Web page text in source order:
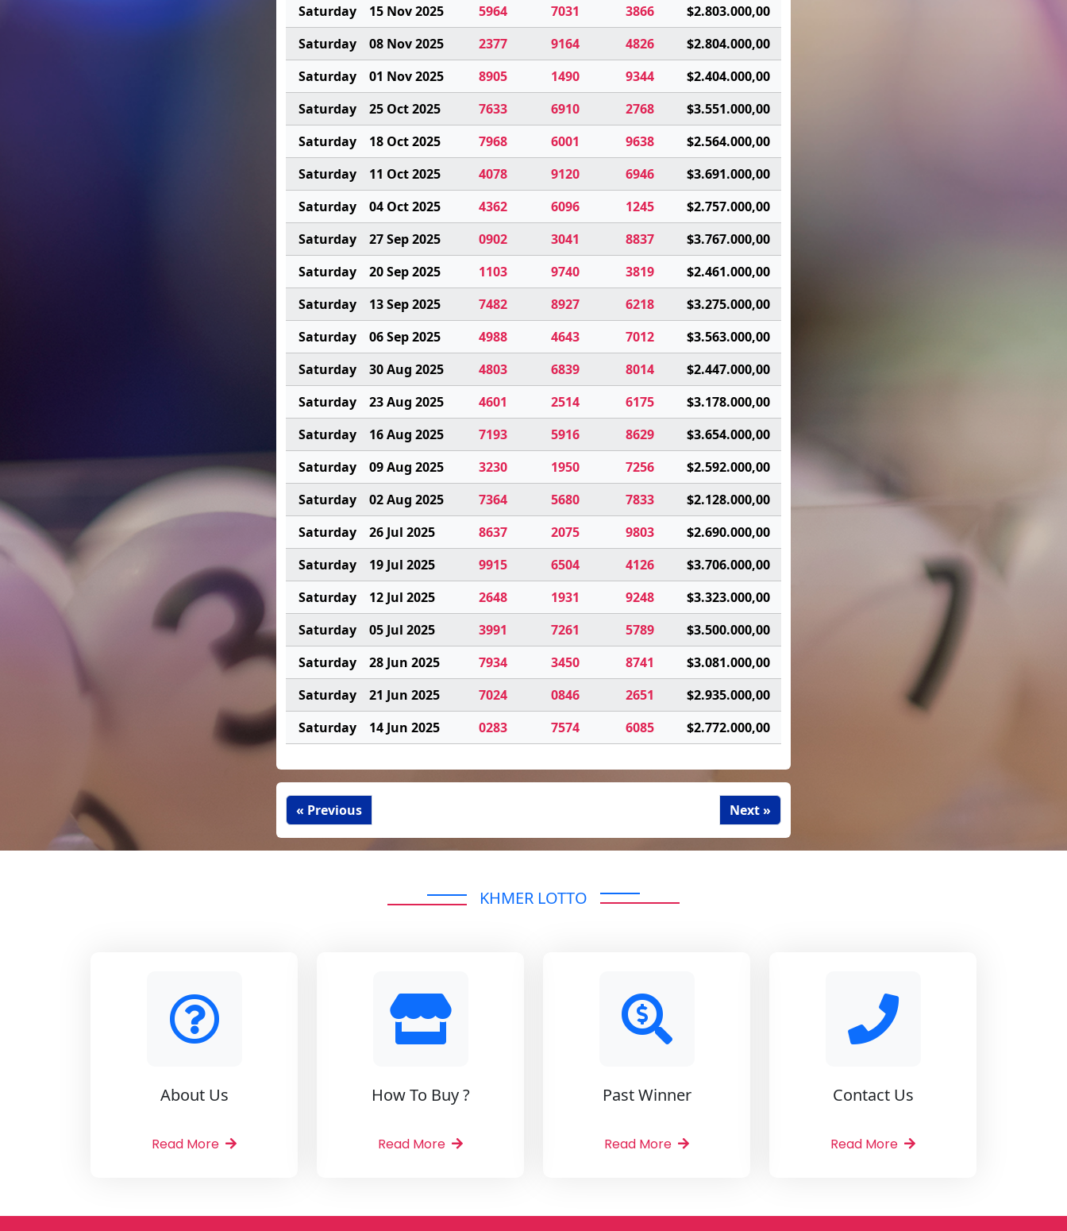
Saturday
15 Nov 2025 5964 7031 3866
$2.803.000,00
Saturday
08 Nov 2025 2377 9164 4826
$2.804.000,00
Saturday
01 Nov 2025 8905 1490 9344
$2.404.000,00
Saturday
25 Oct 2025 7633 6910 2768
$3.551.000,00
Saturday
18 Oct 2025 7968 6001 9638
$2.564.000,00
Saturday
11 Oct 2025 4078 9120 6946
$3.691.000,00
Saturday
04 Oct 2025 4362 6096 1245
$2.757.000,00
Saturday
27 Sep 2025 0902 3041 8837
$3.767.000,00
Saturday
20 Sep 2025 1103 9740 3819
$2.461.000,00
Saturday
13 Sep 2025 7482 8927 6218
$3.275.000,00
Saturday
06 Sep 2025 4988 4643 7012
$3.563.000,00
Saturday
30 Aug 2025 4803 6839 8014
$2.447.000,00
Saturday
23 Aug 2025 4601 2514 6175
$3.178.000,00
Saturday
16 Aug 2025 7193 5916 8629
$3.654.000,00
Saturday
09 Aug 2025 3230 1950 7256
$2.592.000,00
Saturday
02 Aug 2025 7364 5680 7833
$2.128.000,00
Saturday
26 Jul 2025 8637 2075 9803
$2.690.000,00
Saturday
19 Jul 2025 9915 6504 4126
$3.706.000,00
Saturday
12 Jul 2025 2648 1931 9248
$3.323.000,00
Saturday
05 Jul 2025 3991 7261 5789
$3.500.000,00
Saturday
28 Jun 2025 7934 3450 8741
$3.081.000,00
Saturday
21 Jun 2025 7024 0846 2651
$2.935.000,00
Saturday
14 Jun 2025 0283 7574 6085 $2.772.000,00
« Previous Next »
KHMER LOTTO
About Us
Read More
How To Buy ?
Read More
Past Winner
Read More
Contact Us
Read More